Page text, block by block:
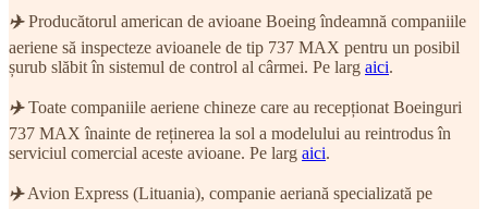
✈️Producătorul american de avioane Boeing îndeamnă companiile
aeriene să inspecteze avioanele de tip 737 MAX pentru un posibil
șurub slăbit în sistemul de control al cârmei. Pe larg aici.
✈️Toate companiile aeriene chineze care au recepționat Boeinguri
737 MAX înainte de reținerea la sol a modelului au reintrodus în
serviciul comercial aceste avioane. Pe larg aici.
✈️Avion Express (Lituania), companie aeriană specializată pe